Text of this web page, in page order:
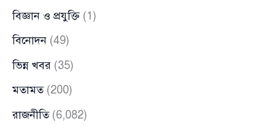
বিজ্ঞান ও প্রযুক্তি (1)
বিনোদন (49)
ভিন্ন খবর (35)
মতামত(200)
রাজনীতি(6,082)